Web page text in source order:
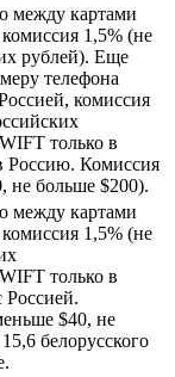
между картами
1,5% (не
рублей). Еще
телефона
комиссия
только в
Россию. Комиссия
не больше $200).
между картами
1,5% (не
только в
Россией.
$40, не
белорусского